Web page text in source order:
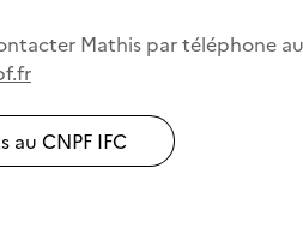
Mathis par téléphone
au CNPF IFC